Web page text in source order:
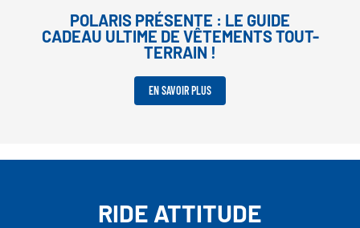
POLARIS PRÉSENTE : LE GUIDE
CADEAU ULTIME DE VÊTEMENTS TOUT-
TERRAIN !
EN SAVOIR PLUS
RIDE ATTITUDE